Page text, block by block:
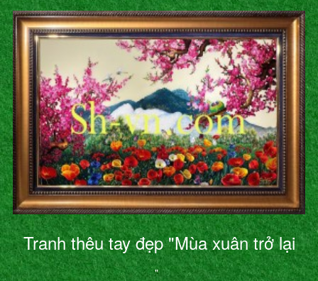
Tranh thêu tay đẹp "Mùa xuân trở lại
"